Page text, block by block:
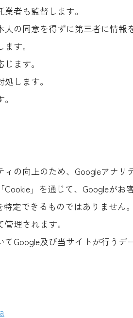
者も監督します。
の同意を得ずに第三者に情報
す。
ます。
します。
の向上のため、Googleアナ
」を通じて、Googleがお
定できるものではありません。
理されます。
Google及び当サイトが行う